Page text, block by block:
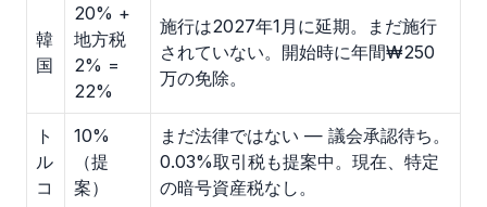
韓
国
20% +
地方税
2% =
22%
施行は2027年1月に延期。まだ施行
されていない。開始時に年間₩250
万の免除。
ト
ル
コ
10%
（提
案）
まだ法律ではない — 議会承認待ち。
0.03%取引税も提案中。現在、特定
の暗号資産税なし。